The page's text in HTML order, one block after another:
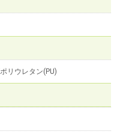
リウレタン(PU)